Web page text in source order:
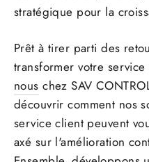
stratégique pour la
Prêt à tirer parti des
transformer votre service
nous chez SAV
découvrir comment nos
service client peuvent
axé sur l'amélioration